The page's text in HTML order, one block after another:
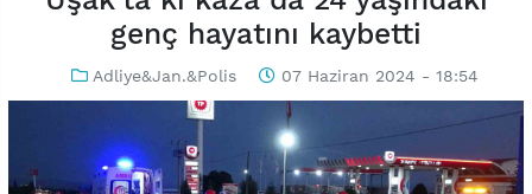
genç hayatını kaybetti
Adliye&Jan.&Polis 07 Haziran 2024 - 18:54